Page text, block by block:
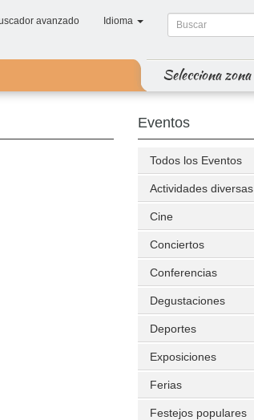
avanzado Idioma
Selecciona zona
Eventos
Todos los Eventos
Actividades diversas
Cine
Conciertos
Conferencias
Degustaciones
Deportes
Exposiciones
Ferias
Festejos populares